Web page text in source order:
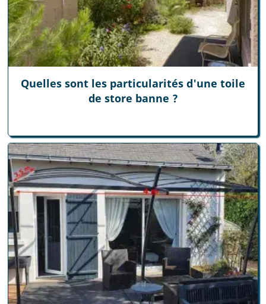
Quelles sont les particularités d'une toile
de store banne ?